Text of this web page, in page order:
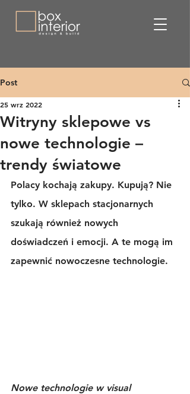
Post
Witryny sklepowe vs
nowe technologie –
trendy światowe
25 wrz 2022
Polacy kochają zakupy. Kupują? Nie
tylko. W sklepach stacjonarnych
szukają również nowych
doświadczeń i emocji. A te mogą im
zapewnić nowoczesne technologie.
Nowe technologie w visual